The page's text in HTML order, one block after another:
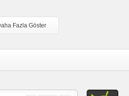
Fazla Göster